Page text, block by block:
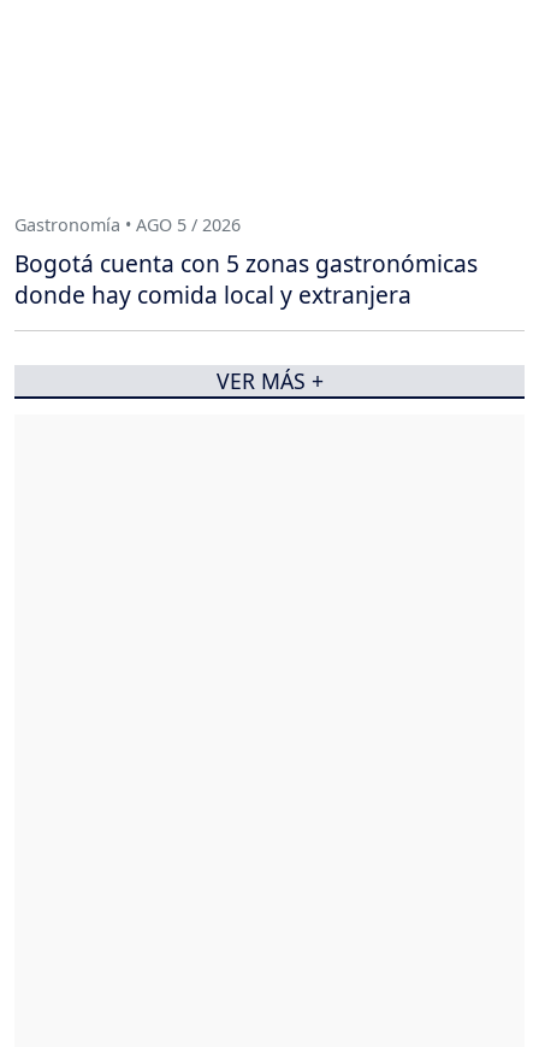
Gastronomía • AGO 5 / 2026
Bogotá cuenta con 5 zonas gastronómicas
donde hay comida local y extranjera
VER MÁS +